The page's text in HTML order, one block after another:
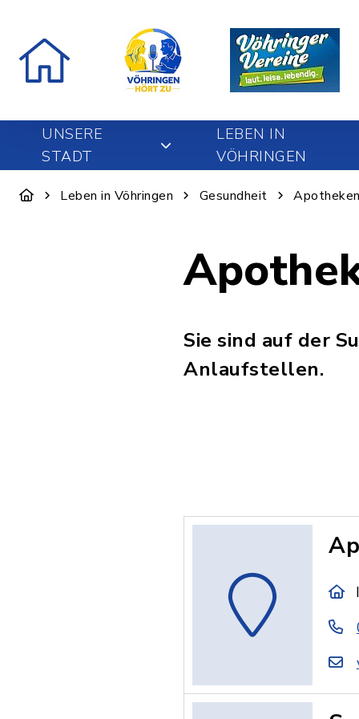
UNSERE
STADT
LEBEN IN
VÖHRINGEN
Leben in Vöhringen Gesundheit
Sie sind auf der
Anlaufstellen.